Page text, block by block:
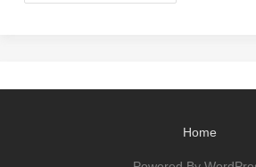
Home